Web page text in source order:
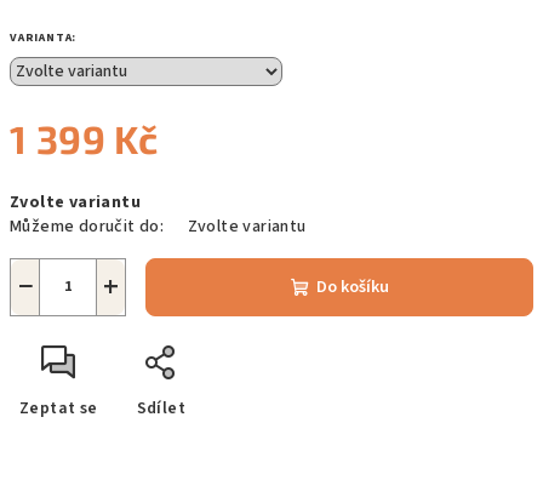
VARIANTA:
1 399 Kč
cena:
Zvolte variantu
Můžeme doručit do:
Zvolte variantu
+
− Do košíku
Zeptat se Sdílet